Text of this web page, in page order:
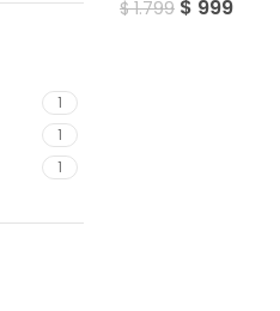
1
1
1
$1.799 $ 999